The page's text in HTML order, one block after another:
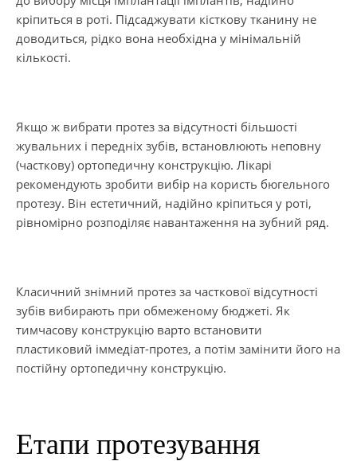
кріпиться в роті. Підсаджувати кісткову тканину не
доводиться, рідко вона необхідна у мінімальній
кількості.
Якщо ж вибрати протез за відсутності більшості
жувальних і передніх зубів, встановлюють неповну
(часткову) ортопедичну конструкцію. Лікарі
рекомендують зробити вибір на користь бюгельного
протезу. Він естетичний, надійно кріпиться у роті,
рівномірно розподіляє навантаження на зубний ряд.
Класичний знімний протез за часткової відсутності
зубів вибирають при обмеженому бюджеті. Як
тимчасову конструкцію варто встановити
пластиковий іммедіат-протез, а потім замінити його на
постійну ортопедичну конструкцію.
Етапи протезування